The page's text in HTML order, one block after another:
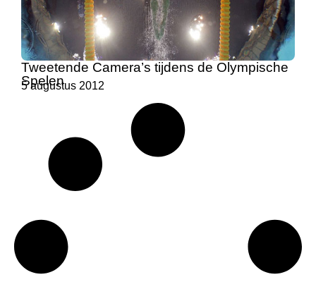
Tweetende Camera’s tijdens de Olympische
Spelen
5 augustus 2012